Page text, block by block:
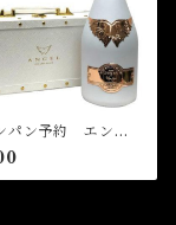
パン予約 エンジ